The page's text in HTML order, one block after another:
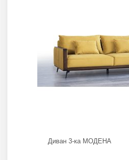
Диван 3-ка МОДЕНА